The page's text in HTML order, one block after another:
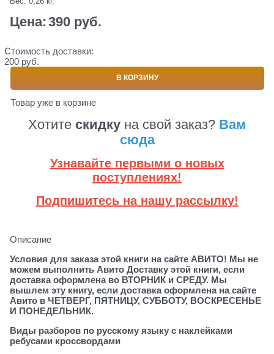
Цена:390 руб.
Стоимость доставки:
200 руб.
В КОРЗИНУ
Товар уже в корзине
Хотите скидку на свой заказ? Вам
сюда
Узнавайте первыми о новых
поступлениях!
Подпишитесь на нашу рассылку!
Описание
Условия для заказа этой книги на сайте АВИТО! Мы не
можем выполнить Авито Доставку этой книги, если
доставка оформлена во ВТОРНИК и СРЕДУ. Мы
вышлем эту книгу, если доставка оформлена на сайте
Авито в ЧЕТВЕРГ, ПЯТНИЦУ, СУББОТУ, ВОСКРЕСЕНЬЕ
И ПОНЕДЕЛЬНИК.
Виды разборов по русскому языку с наклейками
ребусами кроссвордами